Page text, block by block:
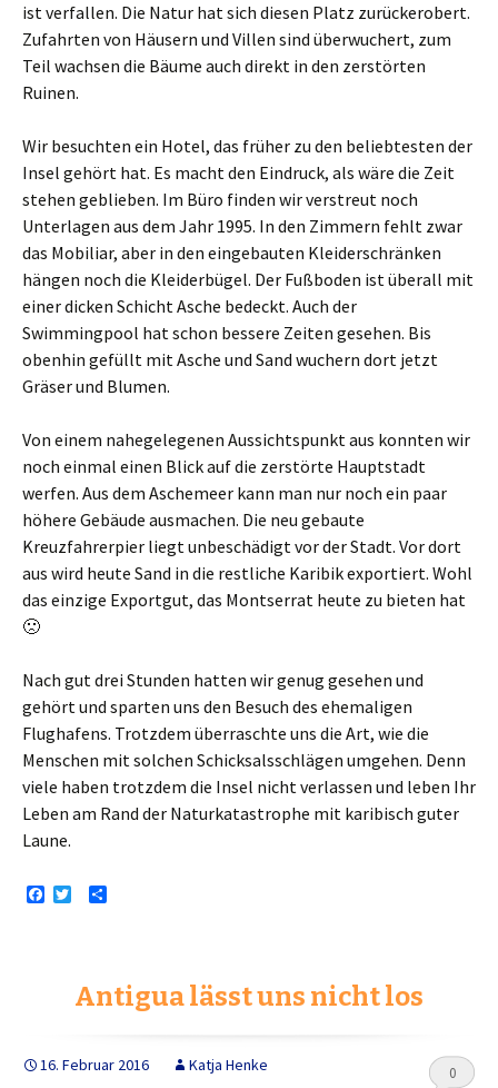
ist verfallen. Die Natur hat sich diesen Platz zurückerobert.
Zufahrten von Häusern und Villen sind überwuchert, zum
Teil wachsen die Bäume auch direkt in den zerstörten
Ruinen.
Wir besuchten ein Hotel, das früher zu den beliebtesten der
Insel gehört hat. Es macht den Eindruck, als wäre die Zeit
stehen geblieben. Im Büro finden wir verstreut noch
Unterlagen aus dem Jahr 1995. In den Zimmern fehlt zwar
das Mobiliar, aber in den eingebauten Kleiderschränken
hängen noch die Kleiderbügel. Der Fußboden ist überall mit
einer dicken Schicht Asche bedeckt. Auch der
Swimmingpool hat schon bessere Zeiten gesehen. Bis
obenhin gefüllt mit Asche und Sand wuchern dort jetzt
Gräser und Blumen.
Von einem nahegelegenen Aussichtspunkt aus konnten wir
noch einmal einen Blick auf die zerstörte Hauptstadt
werfen. Aus dem Aschemeer kann man nur noch ein paar
höhere Gebäude ausmachen. Die neu gebaute
Kreuzfahrerpier liegt unbeschädigt vor der Stadt. Vor dort
aus wird heute Sand in die restliche Karibik exportiert. Wohl
das einzige Exportgut, das Montserrat heute zu bieten hat
🙁
Nach gut drei Stunden hatten wir genug gesehen und
gehört und sparten uns den Besuch des ehemaligen
Flughafens. Trotzdem überraschte uns die Art, wie die
Menschen mit solchen Schicksalsschlägen umgehen. Denn
viele haben trotzdem die Insel nicht verlassen und leben Ihr
Leben am Rand der Naturkatastrophe mit karibisch guter
Laune.
rAntigua lässt uns nicht los
16. Februar 2016 Katja Henke 0